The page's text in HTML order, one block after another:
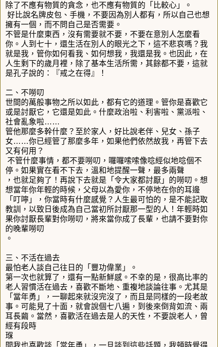
除了不應有物質的貪念，也不應有物質的「比較心」。
好比說名牌皮包、手機，不要因為別人都有，所以自己也想
擁有一個，而不問自己是否需要。
不管是什麼東西，沒有需要就不要，不要在意別人怎麼看
你。人到七十，還生活在別人的眼光之下，這不悲哀嗎？我
就是我，管你如何看我、如何想我，我還是我。也因此，在
人生剩下的歲月裡，除了基本生活所需，其餘都不要，這就
是孔子說的：『戒之在得』！
二、不嘮叨
世間的萬般事物之所以如此，都有它的道理。管你是喜歡它
或是討厭它，它還是如此。什麼政治啦、利害啦、黨派啦、
社會亂象啦……
管他那麼多幹什麼？至於家人，好比說老伴、兒女、孫子
女……你已經管了那麼多年，如果他們依然故我，再管下去
又有何用？
不管什麼事情，都不要嘮叨，囉囉嗦嗦像唸經似地唸個不
停。如果實在看不下去，溫和地提醒一聲，最多兩聲
，也就足夠了！再說下去就是「令大家都討厭」的嘮叨。想
想當年你年輕的時候，父母以為愛你，不停地在你的耳邊
「叮嚀」，你當時有什麼感覺？人生最可怕的，是不能記取
教訓，以致日後成為自己當初所討厭那一型的人！年輕時如
果你討厭長輩對你嘮叨，將來當你成了長輩，也請不要對你
的晚輩嘮叨
。
三、不活在過去
最怕老人談自己往日的「豐功偉業」。
第一次也就算了，還有一點新鮮感。不幸的是，很高比率的
老人習慣活在過去，喜歡不斷地、重複地談論往事。尤其是
「當年勇」，一聊起來就沒完沒了，而且是同樣的一段老故
事。可能見了十面，就會說個七八遍，到後來倒背如流、兩
耳長繭。當然，喜歡活在過去是人的天性，不要說老人，曾
經有段時
𤦸
間我也喜歡談「當年勇」，一旦談到這些話題，我頓時覺得